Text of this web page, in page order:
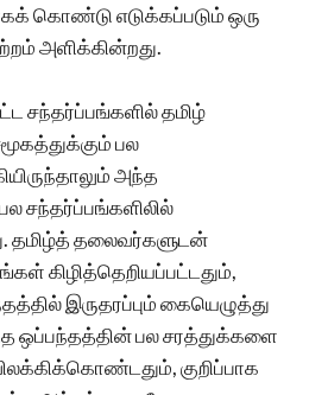
கொண்டு எடுக்கப்படும் ஒரு
அளிக்கின்றது.
சந்தர்ப்பங்களில் தமிழ்
பல
அந்த
பல சந்தர்ப்பங்களிலில்
தமிழ்த் தலைவர்களுடன்
கிழித்தெறியப்பட்டதும்,
இருதரப்பும் கையெழுத்து
ஒப்பந்தத்தின் பல சரத்துக்களை
குறிப்பாக